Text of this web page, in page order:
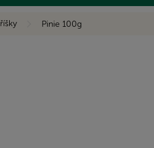
Pinie 100g